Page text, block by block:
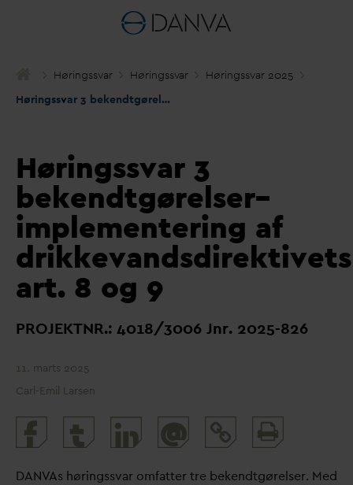
Høringssvar Høringssvar Høringssvar 2025
Høringssvar 3 bekendtgørelser– implementering af drikke
Høringssvar 3
bekendtgørelser–
implementering af
drikkevandsdirektivets
art. 8 og 9
PROJEKTNR.: 4018/3006 Jnr. 2025-826
11. marts 2025
Carl-Emil Larsen
@
and
DANVAs høringssvar omfatter tre bekendtgørelser. Med